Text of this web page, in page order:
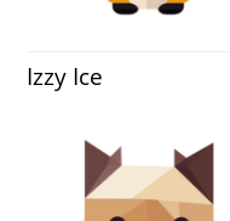
Izzy Ice